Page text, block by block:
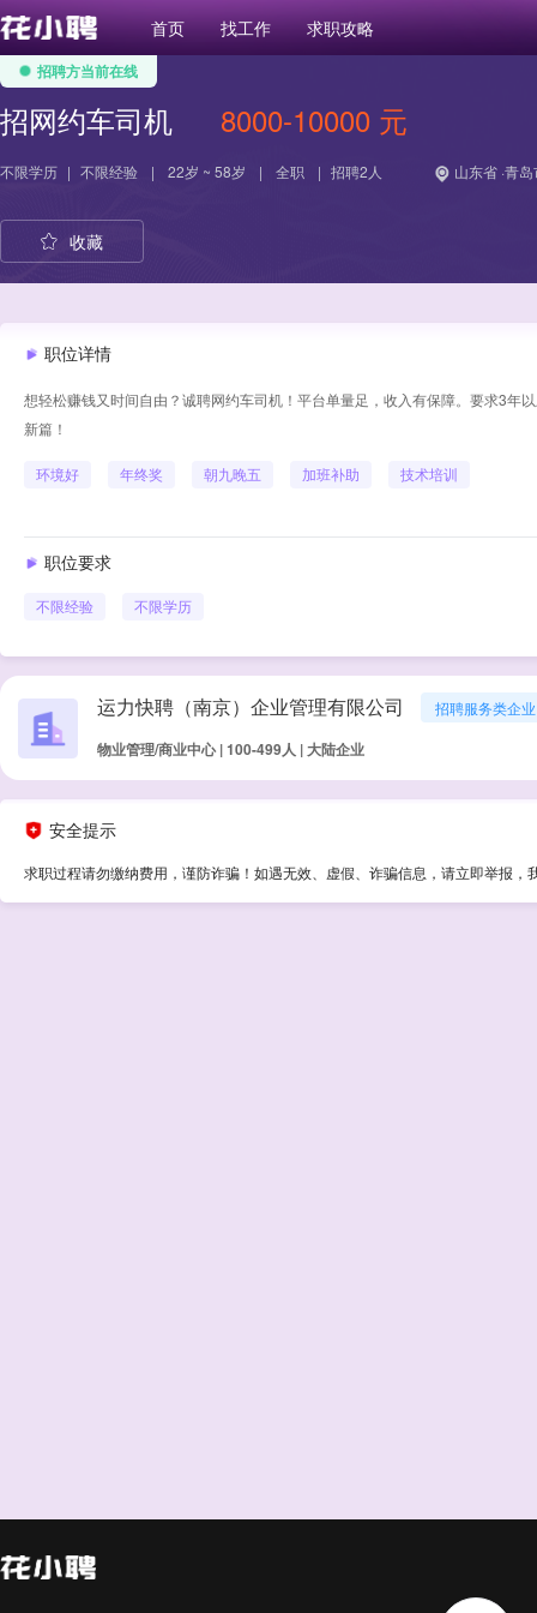
首页 找工作 求职攻略
招聘方当前在线
招网约车司机 8000-10000 元
不限学历 | 不限经验 | 22岁 ~ 58岁 | 全职 | 招聘2人 山东省 ·青
收藏
职位详情
想轻松赚钱又时间自由？诚聘网约车司机！平台单量足，收入有保障。要求3年
新篇！
环境好 年终奖 朝九晚五 加班补助 技术培训
职位要求
不限经验 不限学历
运力快聘（南京）企业管理有限公司 招聘服务类企业
物业管理/商业中心 | 100-499人 | 大陆企业
安全提示
求职过程请勿缴纳费用，谨防诈骗！如遇无效、虚假、诈骗信息，请立即举报，